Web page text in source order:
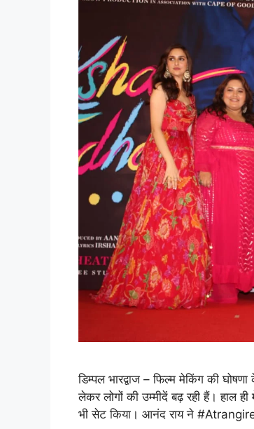
डिम्पल भारद्वाज – फिल्म मेकिंग की
लेकर लोगों की उम्मीदें बढ़ रही हैं। हाल
भी सेट किया। आनंद राय ने